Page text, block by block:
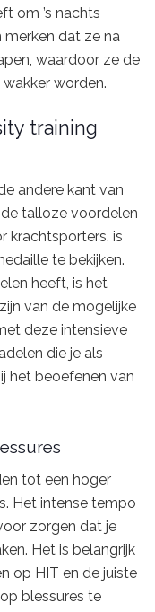
om ’s nachts
merken dat ze na
waardoor ze de
worden.
training
andere kant van
talloze voordelen
krachtsporters, is
te bekijken.
heeft, is het
van de mogelijke
deze intensieve
die je als
het beoefenen van
tot een hoger
Het intense tempo
zorgen dat je
Het is belangrijk
op HIT en de juiste
blessures te